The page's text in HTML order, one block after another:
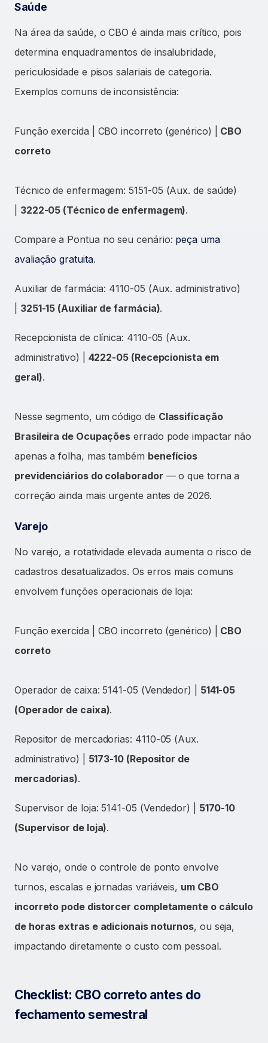
Saúde
Na área da saúde, o CBO é ainda mais crítico, pois
determina enquadramentos de insalubridade,
periculosidade e pisos salariais de categoria.
Exemplos comuns de inconsistência:
Função exercida | CBO incorreto (genérico) | CBO
correto
Técnico de enfermagem: 5151-05 (Aux. de saúde)
3222-05 (Técnico de enfermagem).
Compare a Pontua no seu cenário: peça uma
avaliação gratuita.
Auxiliar de farmácia: 4110-05 (Aux. administrativo)
3251-15 (Auxiliar de farmácia).
Recepcionista de clínica: 4110-05 (Aux.
administrativo) | 4222-05 (Recepcionista em
geral).
Nesse segmento, um código de Classificação
Brasileira de Ocupações errado pode impactar não
apenas a folha, mas também benefícios
previdenciários do colaborador — o que torna a
correção ainda mais urgente antes de 2026.
Varejo
No varejo, a rotatividade elevada aumenta o risco de
cadastros desatualizados. Os erros mais comuns
envolvem funções operacionais de loja:
Função exercida | CBO incorreto (genérico) | CBO
correto
Operador de caixa: 5141-05 (Vendedor) | 5141-05
(Operador de caixa).
Repositor de mercadorias: 4110-05 (Aux.
administrativo) | 5173-10 (Repositor de
mercadorias).
Supervisor de loja: 5141-05 (Vendedor) | 5170-10
(Supervisor de loja).
No varejo, onde o controle de ponto envolve
turnos, escalas e jornadas variáveis, um CBO
incorreto pode distorcer completamente o cálculo
de horas extras e adicionais noturnos, ou seja,
impactando diretamente o custo com pessoal.
Checklist: CBO correto antes do
fechamento semestral